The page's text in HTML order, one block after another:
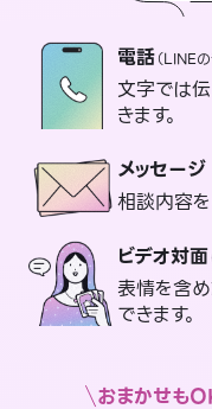
電話（LINE
文字では
きます。
メッセージ
相談内容を
ビデオ対面
表情を含
できます。
おまかせも